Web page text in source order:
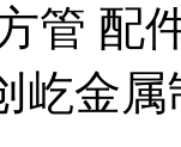
管 配
屹金